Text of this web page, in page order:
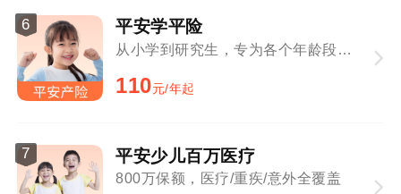
6 平安学平险
从小学到研究生，专为各个年龄段学生定制
110元/年起
7 平安少儿百万医疗
800万保额，医疗/重疾/意外全覆盖